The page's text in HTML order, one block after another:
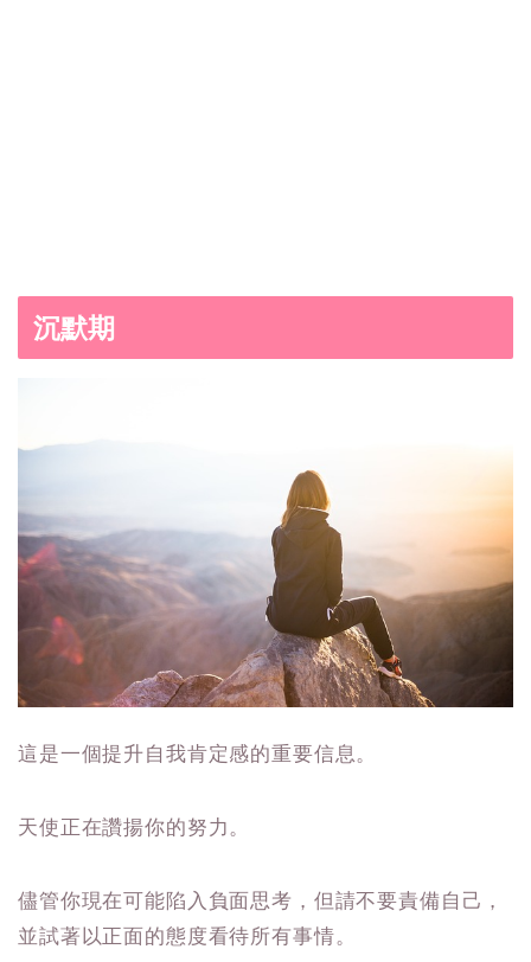
沉默期
這是一個提升自我肯定感的重要信息。
天使正在讚揚你的努力。
儘管你現在可能陷入負面思考，但請不要責備自己，
並試著以正面的態度看待所有事情。